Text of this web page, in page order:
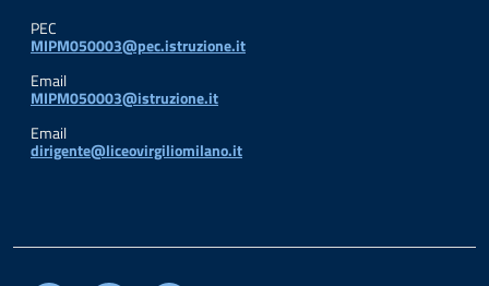
PEC
MIPM050003@pec.istruzione.it
Email
MIPM050003@istruzione.it
Email
dirigente@liceovirgiliomilano.it